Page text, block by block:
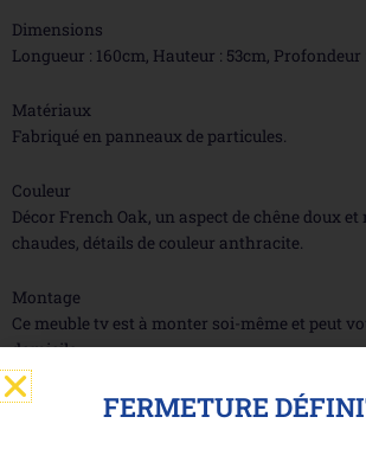
Dimensions
Longueur : 160cm, Hauteur : 53cm, Profondeur
Matériaux
Fabriqué en panneaux de particules.
Couleur
Décor French Oak, un aspect de chêne doux
chaudes, détails de couleur anthracite.
Montage
Ce meuble tv est à monter soi-même et peut
domicile.
FERMETURE